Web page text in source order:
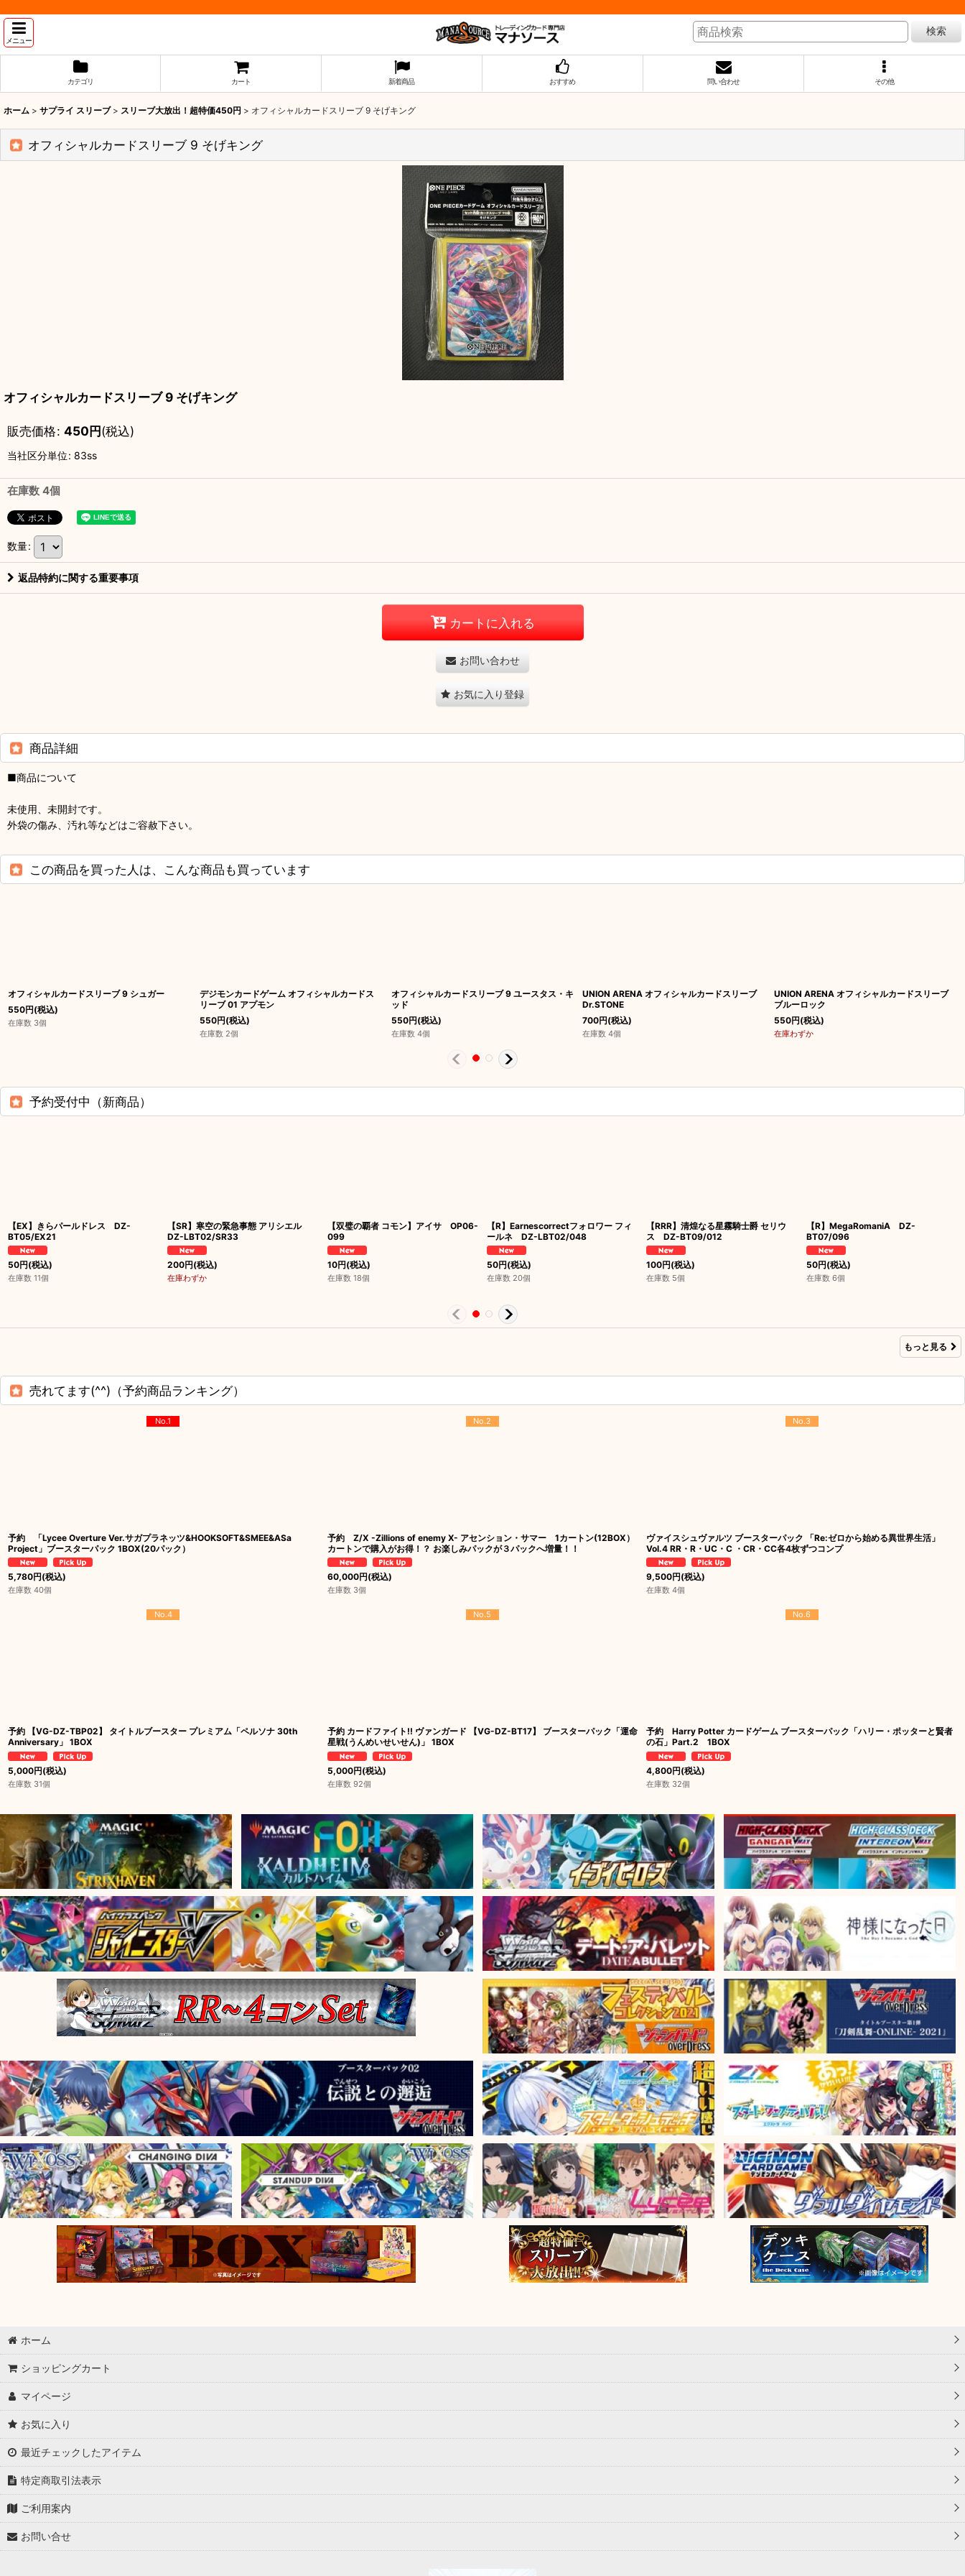
メニュー
検索
カテゴリ カート 新着商品 おすすめ 問い合わせ その他
ホーム > サプライ スリーブ > スリーブ大放出！超特価450円 > オフィシャルカードスリーブ 9 そげキング
オフィシャルカードスリーブ 9 そげキング
オフィシャルカードスリーブ 9 そげキング
販売価格: 450円(税込)
当社区分単位: 83ss
在庫数 4個
数量:
返品特約に関する重要事項
カートに入れる
お問い合わせ
お気に入り登録
商品詳細
■商品について
未使用、未開封です。
外袋の傷み、汚れ等などはご容赦下さい。
この商品を買った人は、こんな商品も買っています
オフィシャルカードスリーブ 9 シュガー
550円(税込)
在庫数 3個
デジモンカードゲーム オフィシャルカードス
リーブ 01 アプモン
550円(税込)
在庫数 2個
オフィシャルカードスリーブ 9 ユースタス・キ
ッド
550円(税込)
在庫数 4個
UNION ARENA オフィシャルカードスリーブ
Dr.STONE
700円(税込)
在庫数 4個
UNION ARENA オフィシャルカードスリーブ
ブルーロック
550円(税込)
在庫わずか
予約受付中（新商品）
【EX】きらパールドレス DZ-
BT05/EX21
50円(税込)
在庫数 11個
【SR】寒空の緊急事態 アリシエル
DZ-LBT02/SR33
200円(税込)
在庫わずか
【双璧の覇者 コモン】アイサ OP06-
099
10円(税込)
在庫数 18個
【R】Earnescorrectフォロワー フィ
ールネ DZ-LBT02/048
50円(税込)
在庫数 20個
【RRR】清煌なる星霧騎士爵 セリウ
ス DZ-BT09/012
100円(税込)
在庫数 5個
【R】MegaRomaniA DZ-
BT07/096
50円(税込)
在庫数 6個
もっと見る
売れてます(^^)（予約商品ランキング）
No.1
予約 「Lycee Overture Ver.サガプラネッツ&HOOKSOFT&SMEE&ASa
Project」ブースターパック 1BOX(20パック）
5,780円(税込)
在庫数 40個
No.2
予約 Z/X -Zillions of enemy X- アセンション・サマー 1カートン(12BOX）
カートンで購入がお得！？ お楽しみパックが３パックへ増量！！
60,000円(税込)
在庫数 3個
No.3
ヴァイスシュヴァルツ ブースターパック 「Re:ゼロから始める異世界生活」
Vol.4 RR・R・UC・C ・CR・CC各4枚ずつコンプ
9,500円(税込)
在庫数 4個
No.4
予約 【VG-DZ-TBP02】 タイトルブースター プレミアム「ペルソナ 30th
Anniversary」 1BOX
5,000円(税込)
在庫数 31個
No.5
予約 カードファイト!! ヴァンガード 【VG-DZ-BT17】 ブースターパック「運命
星戦(うんめいせいせん)」 1BOX
5,000円(税込)
在庫数 92個
No.6
予約 Harry Potter カードゲーム ブースターパック「ハリー・ポッターと賢者
の石」Part.2 1BOX
4,800円(税込)
在庫数 32個
ホーム
ショッピングカート
マイページ
お気に入り
最近チェックしたアイテム
特定商取引法表示
ご利用案内
お問い合せ